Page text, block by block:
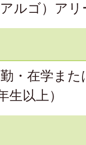
ルゴ）アリ
・在学ま
生以上）